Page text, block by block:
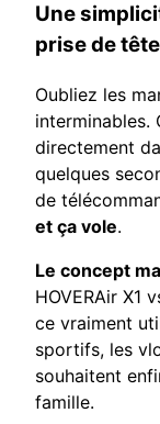
Une
prise de
Oubliez les
directement
quelques
de
et ça vole.
Le concept
HOVERAir X1
ce vraiment
sportifs, les
souhaitent
famille.